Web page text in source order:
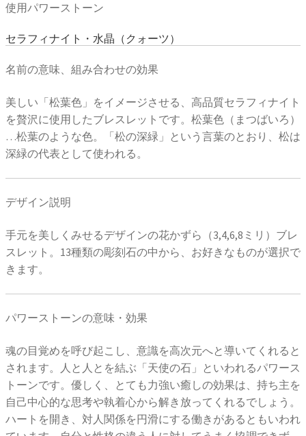
使用パワーストーン
セラフィナイト・水晶（クォーツ）
名前の意味、組み合わせの効果
美しい「松葉色」をイメージさせる、高品質セラフィナイト
を贅沢に使用したブレスレットです。松葉色（まつばいろ）
…松葉のような色。「松の深緑」という言葉のとおり、松は
深緑の代表として使われる。
デザイン説明
手元を美しくみせるデザインの花かずら（3,4,6,8ミリ）ブレ
スレット。13種類の彫刻石の中から、お好きなものが選択で
きます。
パワーストーンの意味・効果
魂の目覚めを呼び起こし、意識を高次元へと導いてくれると
されます。人と人とを結ぶ「天使の石」といわれるパワース
トーンです。優しく、とても力強い癒しの効果は、持ち主を
自己中心的な思考や執着心から解き放ってくれるでしょう。
ハートを開き、対人関係を円滑にする働きがあるともいわれ